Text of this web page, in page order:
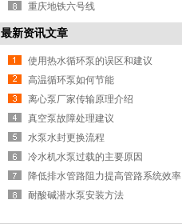
重庆地铁六号线
最新资讯文章
使用热水循环泵的误区和建议
高温循环泵如何节能
离心泵厂家传输原理介绍
真空泵故障处理建议
水泵水封更换流程
冷水机水泵过载的主要原因
降低排水管路阻力提高管路系统效率
耐酸碱潜水泵安装方法